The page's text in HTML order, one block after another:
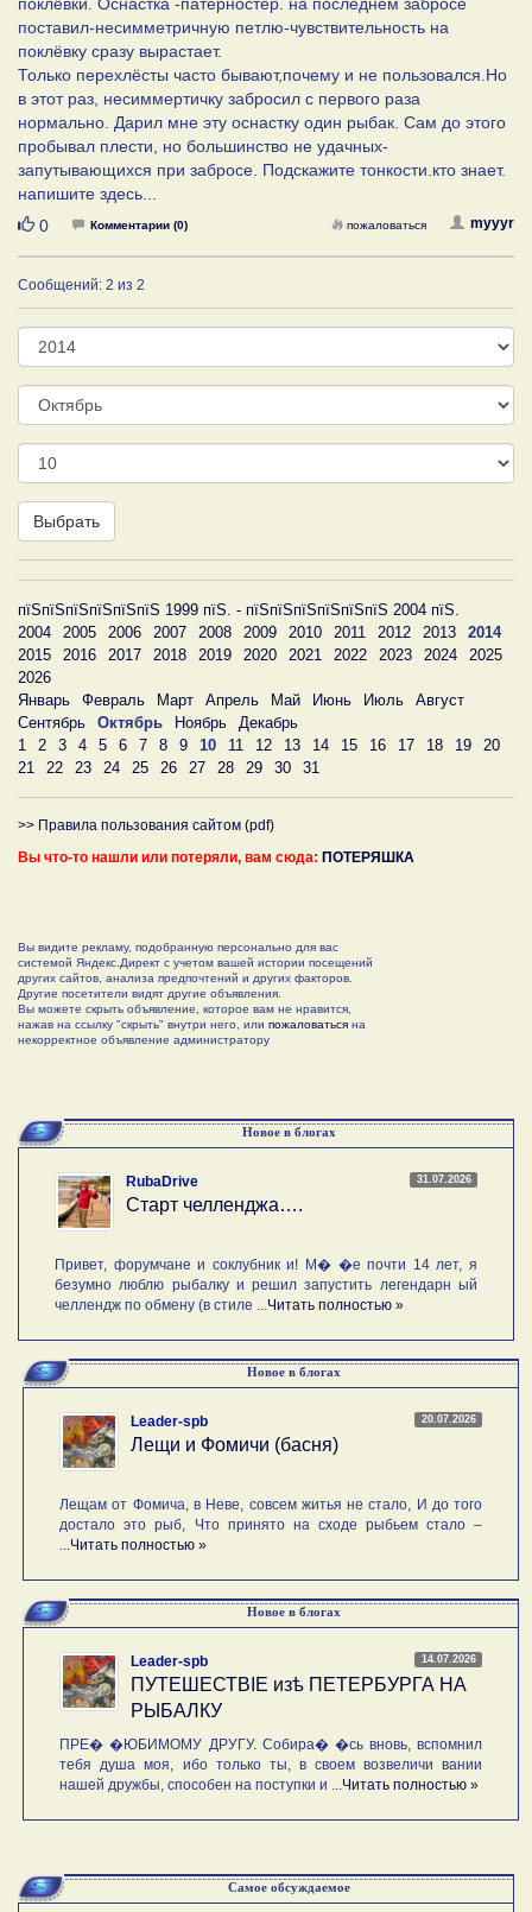
поставил-несимметричную петлю-чувствительность на
поклёвку сразу вырастает.
Только перехлёсты часто бывают,почему и не пользовался.Но
в этот раз, несиммертичку забросил с первого раза
нормально. Дарил мне эту оснастку один рыбак. Сам до этого
пробывал плести, но большинство не удачных-
запутывающихся при забросе. Подскажите тонкости.кто знает.
напишите здесь...
Нравится
0 Комментарии (0) myyyr
пожаловаться
Сообщений: 2 из 2
Год
Месяц
День
Выбрать
пїЅпїЅпїЅпїЅпїЅпїЅ 1999 пїЅ. - пїЅпїЅпїЅпїЅпїЅпїЅ 2004 пїЅ.
2004
2005 2006 2007 2008 2009 2010 2011 2012 2013
2014
2015
2016 2017 2018 2019 2020 2021 2022 2023 2024
2025
2026
Январь
Февраль Март Апрель Май Июнь Июль
Август
Сентябрь
Октябрь Ноябрь
Декабрь
1
2 3 4 5 6 7 8 9 10 11 12 13 14 15 16 17 18 19
20
21
22 23 24 25 26 27 28 29 30 31
>> Правила пользования сайтом (pdf)
Вы что-то нашли или потеряли, вам сюда: ПОТЕРЯШКА
Вы видите рекламу, подобранную персонально для вас
системой Яндекс.Директ с учетом вашей истории посещений
других сайтов, анализа предпочтений и других факторов.
Другие посетители видят другие объявления.
Вы можете скрыть объявление, которое вам не нравится,
нажав на ссылку "скрыть" внутри него, или пожаловаться на
некорректное объявление администратору
Новое в блогах
31.07.2026
RubaDrive
Старт челленджа….
Привет, форумчане и соклубник и! М� �е почти 14 лет, я
безумно люблю рыбалку и решил запустить легендарн ый
челлендж по обмену (в стиле ...Читать полностью »
Новое в блогах
20.07.2026
Leader-spb
Лещи и Фомичи (басня)
Лещам от Фомича, в Неве, совсем житья не стало, И до того
достало это рыб, Что принято на сходе рыбьем стало –
...Читать полностью »
Новое в блогах
14.07.2026
Leader-spb
ПУТЕШЕСТВIE изѣ ПЕТЕРБУРГА НА
РЫБАЛКУ
ПРЕ� �ЮБИМОМУ ДРУГУ. Собира� �сь вновь, вспомнил
тебя душа моя, ибо только ты, в своем возвеличи вании
нашей дружбы, способен на поступки и ...Читать полностью »
Самое обсуждаемое